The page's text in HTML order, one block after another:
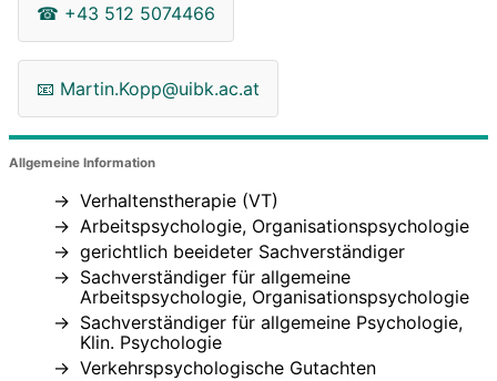
☎ +43 512 5074466
📧 Martin.Kopp@uibk.ac.at
Allgemeine Information
Verhaltenstherapie (VT)
Arbeitspsychologie, Organisationspsychologie
gerichtlich beeideter Sachverständiger
Sachverständiger für allgemeine
Arbeitspsychologie, Organisationspsychologie
Sachverständiger für allgemeine Psychologie,
Klin. Psychologie
Verkehrspsychologische Gutachten